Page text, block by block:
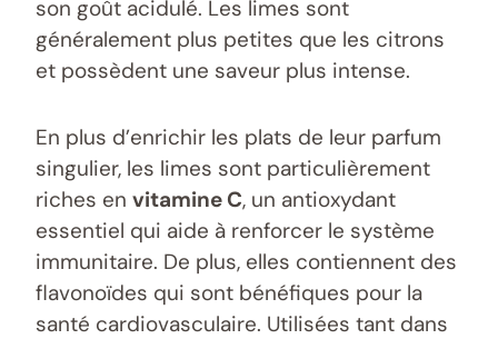
son goût acidulé. Les limes sont
généralement plus petites que les citrons
et possèdent une saveur plus intense.
En plus d’enrichir les plats de leur parfum
singulier, les limes sont particulièrement
riches en vitamine C, un antioxydant
essentiel qui aide à renforcer le système
immunitaire. De plus, elles contiennent des
flavonoïdes qui sont bénéfiques pour la
santé cardiovasculaire. Utilisées tant dans